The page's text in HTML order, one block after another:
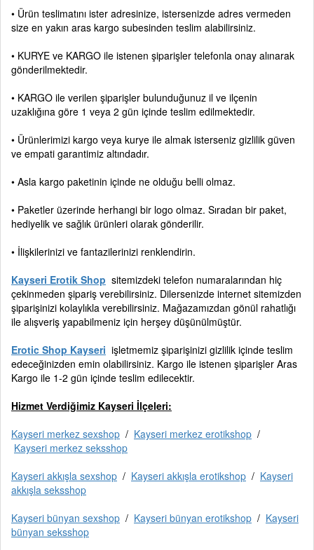
• Ürün teslimatını ister adresinize, istersenizde adres vermeden
size en yakın aras kargo subesinden teslim alabilirsiniz.
• KURYE ve KARGO ile istenen şiparişler telefonla onay alınarak
gönderilmektedir.
• KARGO ile verilen şiparişler bulunduğunuz il ve ilçenin
uzaklığına göre 1 veya 2 gün içinde teslim edilmektedir.
• Ürünlerimizi kargo veya kurye ile almak isterseniz gizlilik güven
ve empati garantimiz altındadır.
• Asla kargo paketinin içinde ne olduğu belli olmaz.
• Paketler üzerinde herhangi bir logo olmaz. Sıradan bir paket,
hediyelik ve sağlık ürünleri olarak gönderilir.
• İlişkilerinizi ve fantazilerinizi renklendirin.
Kayseri Erotik Shop sitemizdeki telefon numaralarından hiç
çekinmeden şipariş verebilirsiniz. Dilersenizde internet sitemizden
şiparişinizi kolaylıkla verebilirsiniz. Mağazamızdan gönül rahatlığı
ile alışveriş yapabilmeniz için herşey düşünülmüştür.
Erotic Shop Kayseri işletmemiz şiparişinizi gizlilik içinde teslim
edeceğinizden emin olabilirsiniz. Kargo ile istenen şiparişler Aras
Kargo ile 1-2 gün içinde teslim edilecektir.
Hizmet Verdiğimiz Kayseri İlçeleri:
Kayseri merkez sexshop / Kayseri merkez erotikshop /
Kayseri merkez seksshop
Kayseri akkışla sexshop / Kayseri akkışla erotikshop / Kayseri
akkışla seksshop
Kayseri bünyan sexshop / Kayseri bünyan erotikshop / Kayseri
bünyan seksshop